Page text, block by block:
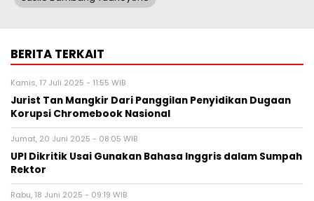
BERITA TERKAIT
Kamis, 17 Juli 2025 - 11:55 WIB
Jurist Tan Mangkir Dari Panggilan Penyidikan Dugaan
Korupsi Chromebook Nasional
Jumat, 20 Juni 2025 - 08:05 WIB
UPI Dikritik Usai Gunakan Bahasa Inggris dalam Sumpah
Rektor
Rabu, 18 Juni 2025 - 09:19 WIB